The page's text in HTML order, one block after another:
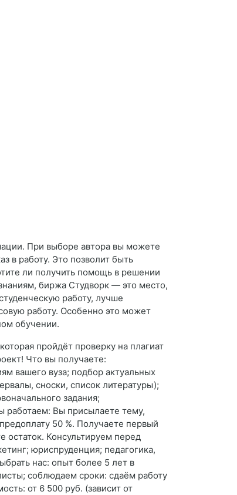
При выборе автора вы можете
в работу. Это позволит быть
ли получить помощь в решении
биржа Студворк — это место,
работу, лучше
работу. Особенно это может
обучении.
пройдёт проверку на плагиат
Что вы получаете:
вашего вуза; подбор актуальных
сноски, список литературы);
задания;
работаем: Вы присылаете тему,
50 %. Получаете первый
Консультируем перед
юриспруденция; педагогика,
нас: опыт более 5 лет в
соблюдаем сроки: сдаём работу
от 6 500 руб. (зависит от